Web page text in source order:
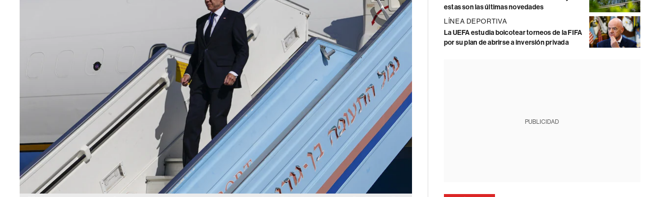
estas son las últimas novedades
LÍNEA DEPORTIVA
La UEFA estudia boicotear torneos de la FIFA
por su plan de abrirse a inversión privada
PUBLICIDAD